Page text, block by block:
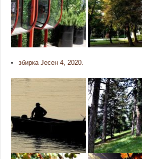
збирка Јесен 4, 2020.